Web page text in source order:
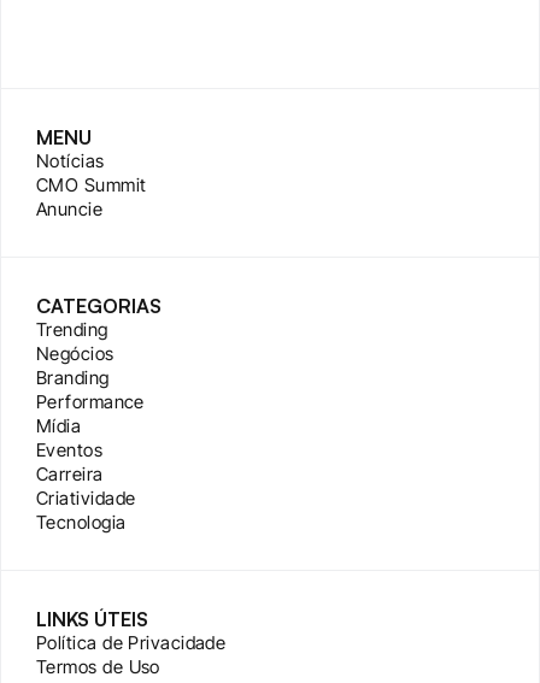
MENU
Notícias
CMO Summit
Anuncie
CATEGORIAS
Trending
Negócios
Branding
Performance
Mídia
Eventos
Carreira
Criatividade
Tecnologia
LINKS ÚTEIS
Política de Privacidade
Termos de Uso